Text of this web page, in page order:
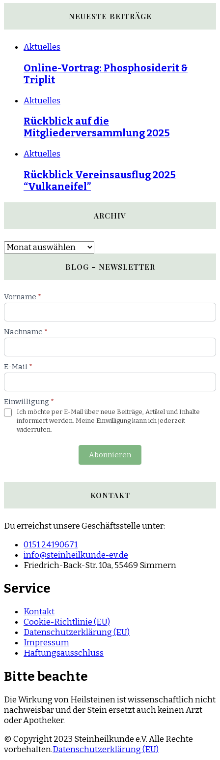
NEUESTE BEITRÄGE
Aktuelles
Online-Vortrag: Phosphosiderit &
Triplit
Aktuelles
Rückblick auf die
Mitgliederversammlung 2025
Aktuelles
Rückblick Vereinsausflug 2025
“Vulkaneifel”
ARCHIV
Archiv
BLOG – NEWSLETTER
Newsletter
Blog
Vorname *
Nachname *
E-Mail *
Einwilligung *
Ich möchte per E-Mail über neue Beiträge, Artikel und Inhalte
informiert werden. Meine Einwilligung kann ich jederzeit
widerrufen.
Abonnieren
KONTAKT
Du erreichst unsere Geschäftsstelle unter:
0151 24190671
info@steinheilkunde-ev.de
Friedrich-Back-Str. 10a, 55469 Simmern
Service
Kontakt
Cookie-Richtlinie (EU)
Datenschutzerklärung (EU)
Impressum
Haftungsausschluss
Bitte beachte
Die Wirkung von Heilsteinen ist wissenschaftlich nicht
nachweisbar und der Stein ersetzt auch keinen Arzt
oder Apotheker.
© Copyright 2023 Steinheilkunde e.V. Alle Rechte
vorbehalten.Datenschutzerklärung (EU)